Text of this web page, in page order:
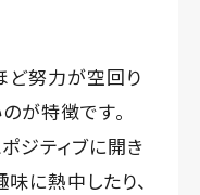
ど努力が空回り
が特徴です。
ジティブに開き
に熱中したり、